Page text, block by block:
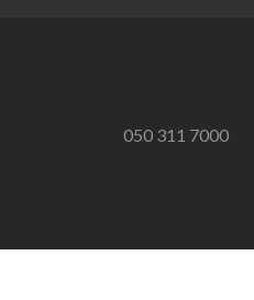
050 311 7000